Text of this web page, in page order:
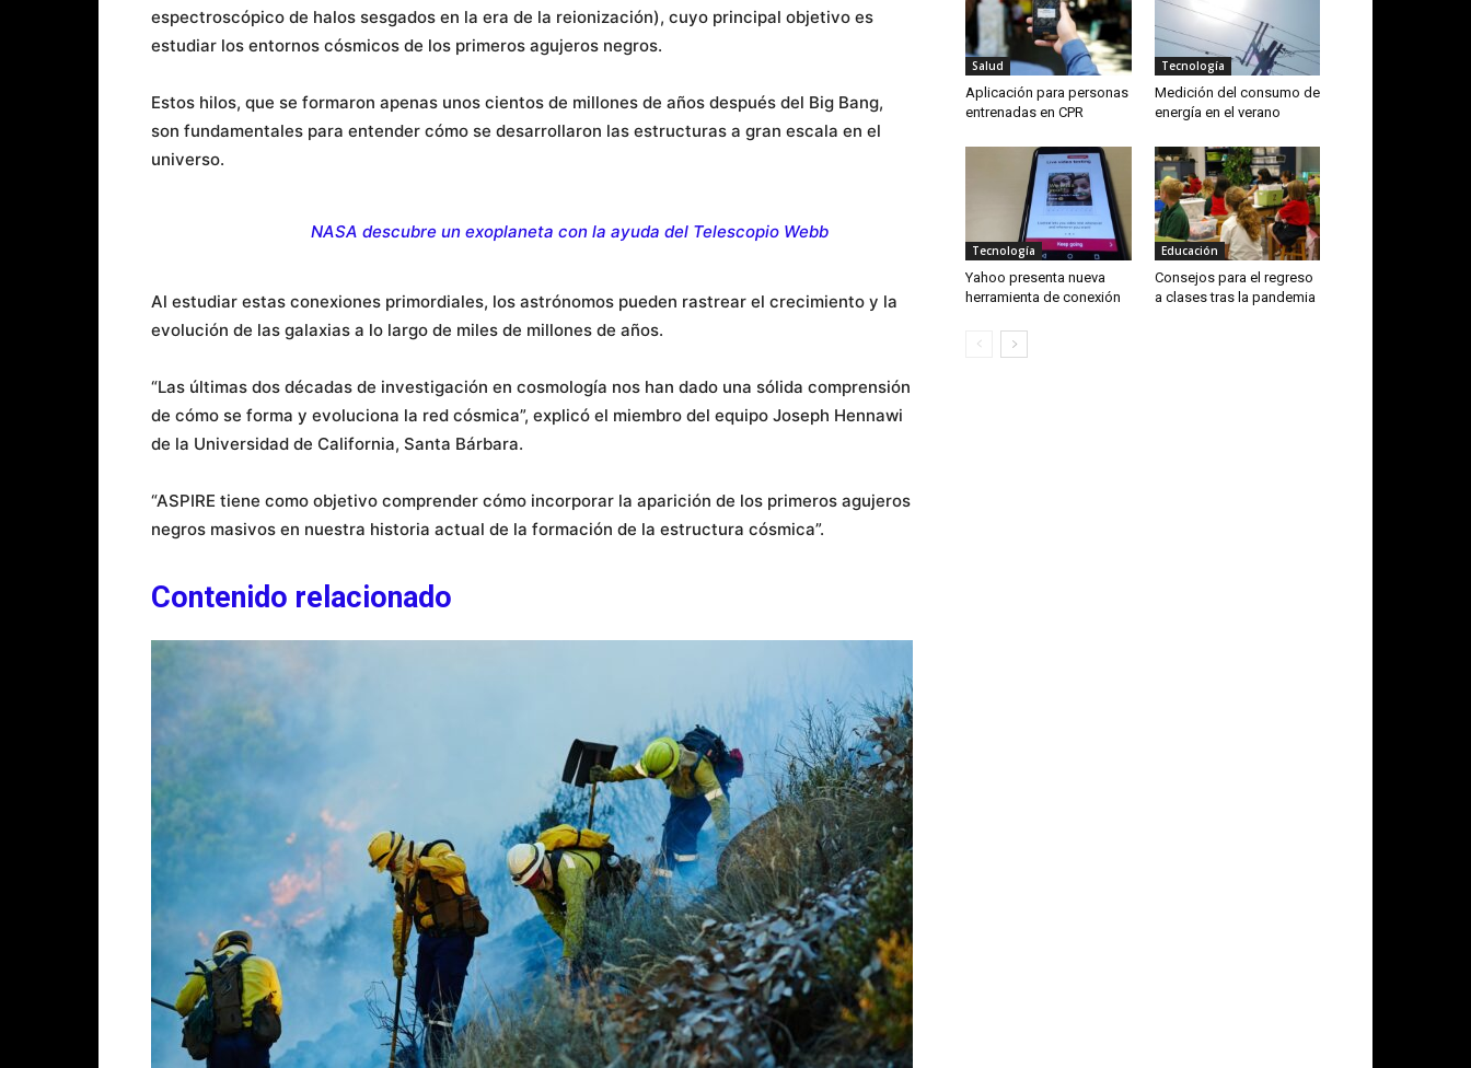
espectroscópico de halos sesgados en la era de la reionización), cuyo principal objetivo es
estudiar los entornos cósmicos de los primeros agujeros negros.
Estos hilos, que se formaron apenas unos cientos de millones de años después del Big Bang,
son fundamentales para entender cómo se desarrollaron las estructuras a gran escala en el
universo.
NASA descubre un exoplaneta con la ayuda del Telescopio Webb
Al estudiar estas conexiones primordiales, los astrónomos pueden rastrear el crecimiento y la
evolución de las galaxias a lo largo de miles de millones de años.
“Las últimas dos décadas de investigación en cosmología nos han dado una sólida comprensión
de cómo se forma y evoluciona la red cósmica”, explicó el miembro del equipo Joseph Hennawi
de la Universidad de California, Santa Bárbara.
“ASPIRE tiene como objetivo comprender cómo incorporar la aparición de los primeros agujeros
negros masivos en nuestra historia actual de la formación de la estructura cósmica”.
Contenido relacionado
Salud
Aplicación para personas
entrenadas en CPR
Tecnología
Medición del consumo de
energía en el verano
Tecnología
Yahoo presenta nueva
herramienta de conexión
Educación
Consejos para el regreso
a clases tras la pandemia